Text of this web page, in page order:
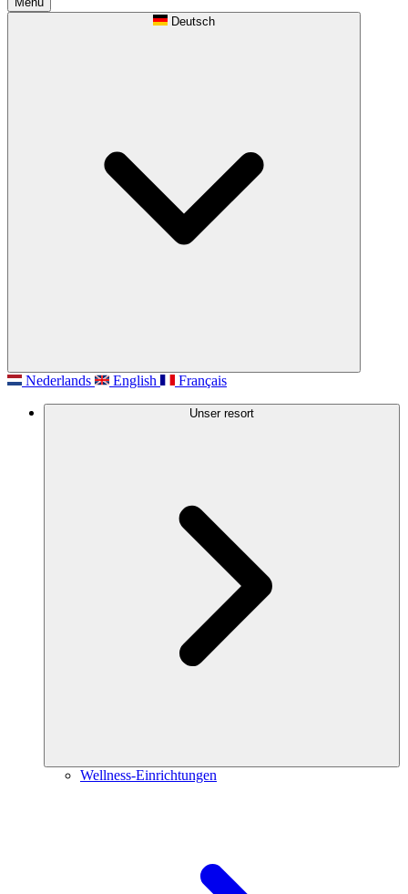
Deutsch
Nederlands English Français
Unser resort
Wellness-Einrichtungen